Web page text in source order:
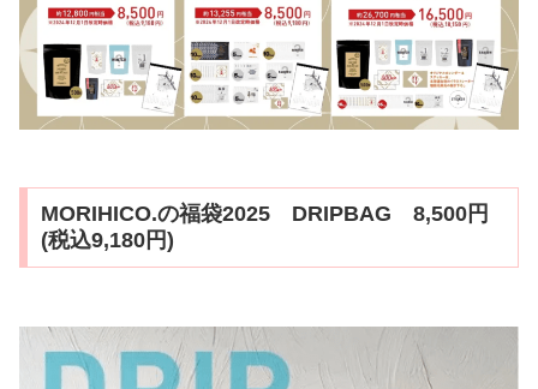
MORIHICO.の福袋2025 DRIPBAG 8,500円
(税込9,180円)